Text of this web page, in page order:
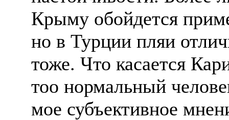
Крыму обойдется
но в Турции пляи
тоже. Что касается
тоо нормальный
мое субъективное